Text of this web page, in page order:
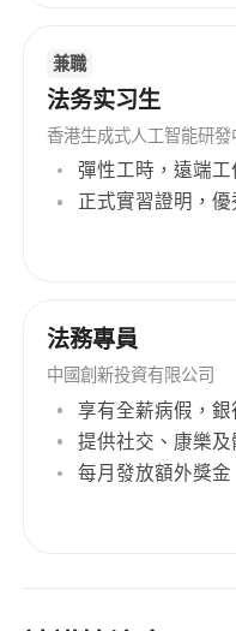
兼職
法务实习生
香港生成式人工智能研
彈性工時，遠端
正式實習證明，
法務專員
中國創新投資有限公司
享有全薪病假，
提供社交、康樂
每月發放額外獎金